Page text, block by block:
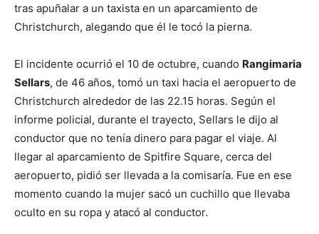
tras apuñalar a un taxista en un aparcamiento de
Christchurch, alegando que él le tocó la pierna.
El incidente ocurrió el 10 de octubre, cuando Rangimaria
Sellars, de 46 años, tomó un taxi hacia el aeropuerto de
Christchurch alrededor de las 22.15 horas. Según el
informe policial, durante el trayecto, Sellars le dijo al
conductor que no tenía dinero para pagar el viaje. Al
llegar al aparcamiento de Spitfire Square, cerca del
aeropuerto, pidió ser llevada a la comisaría. Fue en ese
momento cuando la mujer sacó un cuchillo que llevaba
oculto en su ropa y atacó al conductor.